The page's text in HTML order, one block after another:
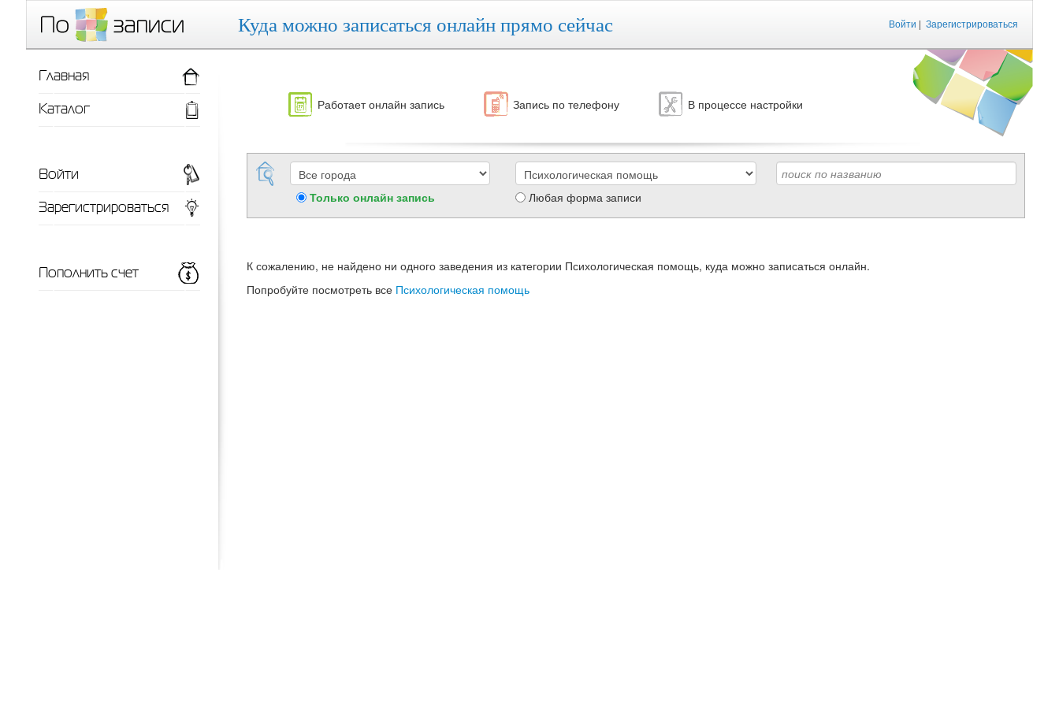
Войти | Зарегистрироваться
Куда можно записаться онлайн прямо сейчас
Работает онлайн запись Запись по телефону В процессе настройки
Только онлайн запись Любая форма записи
К сожалению, не найдено ни одного заведения из категории Психологическая помощь, куда можно записаться онлайн.
Попробуйте посмотреть все Психологическая помощь
Главная
Каталог
Войти
Зарегистрироваться
Пополнить счет